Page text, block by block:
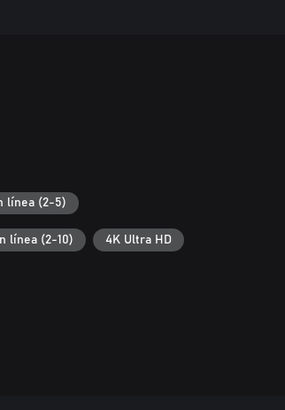
línea (2-5)
línea (2-10) 4K Ultra HD